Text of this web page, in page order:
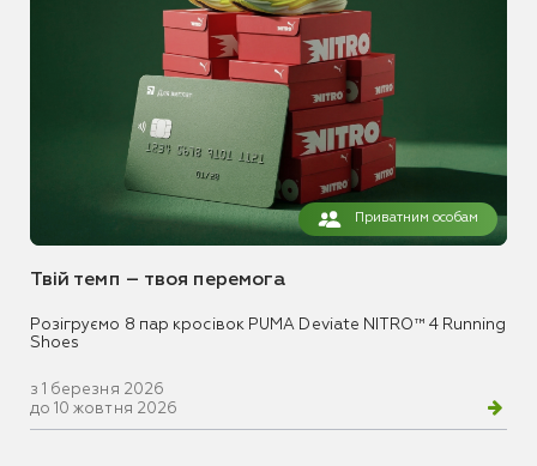
Приватним особам
Твій темп – твоя перемога
Розігруємо 8 пар кросівок PUMA Deviate NITRO™ 4 Running
Shoes
з 1 березня 2026
до 10 жовтня 2026